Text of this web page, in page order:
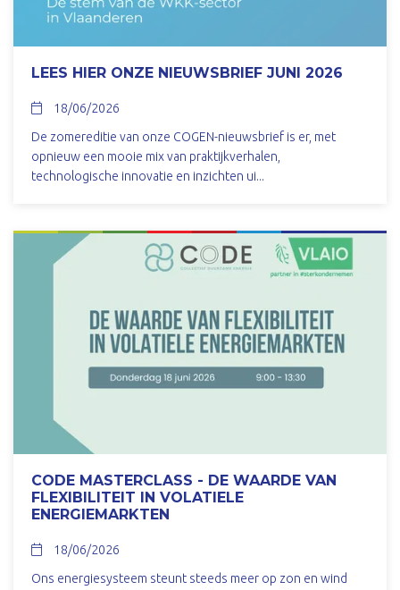
LEES HIER ONZE NIEUWSBRIEF JUNI 2026
18/06/2026
De zomereditie van onze COGEN-nieuwsbrief is er, met
opnieuw een mooie mix van praktijkverhalen,
technologische innovatie en inzichten ui...
CODE MASTERCLASS - DE WAARDE VAN
FLEXIBILITEIT IN VOLATIELE
ENERGIEMARKTEN
18/06/2026
Ons energiesysteem steunt steeds meer op zon en wind